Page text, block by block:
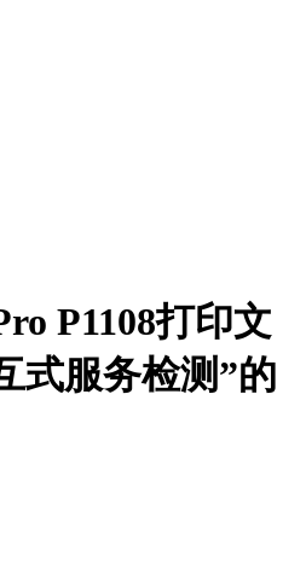
P1108打印文
式服务检测”的